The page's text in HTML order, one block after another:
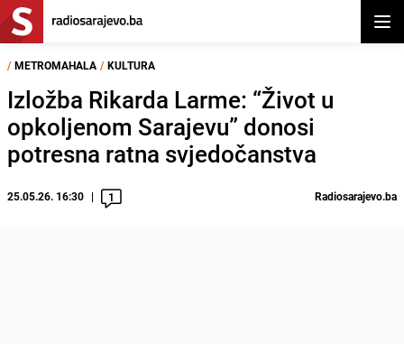
/ METROMAHALA / KULTURA
Izložba Rikarda Larme: “Život u
opkoljenom Sarajevu” donosi
potresna ratna svjedočanstva
25.05.26. 16:30 1 Radiosarajevo.ba